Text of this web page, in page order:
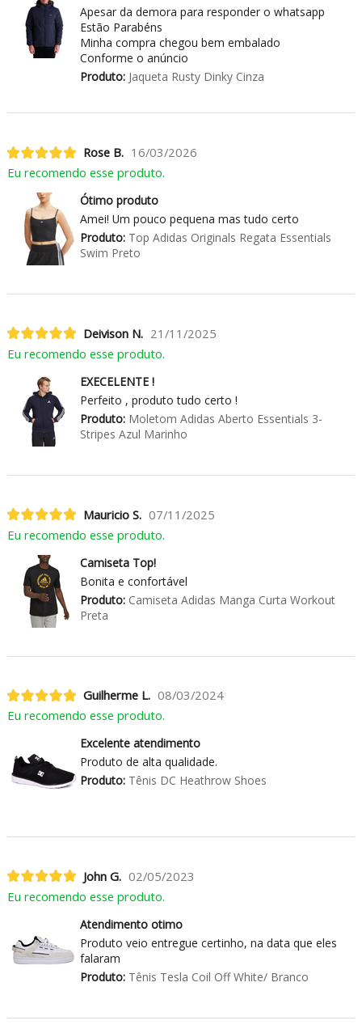
Apesar da demora para responder o whatsapp
Estão Parabéns
Minha compra chegou bem embalado
Conforme o anúncio
Produto:Jaqueta Rusty Dinky Cinza
Rose B. 16/03/2026
Eu recomendo esse produto.
Ótimo produto
Amei! Um pouco pequena mas tudo certo
Produto:Top Adidas Originals Regata Essentials
Swim Preto
Deivison N. 21/11/2025
Eu recomendo esse produto.
EXECELENTE !
Perfeito , produto tudo certo !
Produto:Moletom Adidas Aberto Essentials 3-
Stripes Azul Marinho
Mauricio S. 07/11/2025
Eu recomendo esse produto.
Camiseta Top!
Bonita e confortável
Produto:Camiseta Adidas Manga Curta Workout
Preta
Guilherme L. 08/03/2024
Eu recomendo esse produto.
Excelente atendimento
Produto de alta qualidade.
Produto:Tênis DC Heathrow Shoes
John G. 02/05/2023
Eu recomendo esse produto.
Atendimento otimo
Produto veio entregue certinho, na data que eles
falaram
Produto:Tênis Tesla Coil Off White/ Branco